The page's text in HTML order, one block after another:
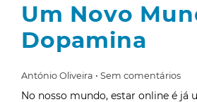
Um Novo
Dopamina
António Oliveira Sem comentários
No nosso mundo, estar online é já